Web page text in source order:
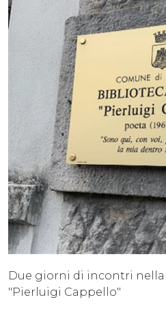
Due giorni di incontri nella
"Pierluigi Cappello"